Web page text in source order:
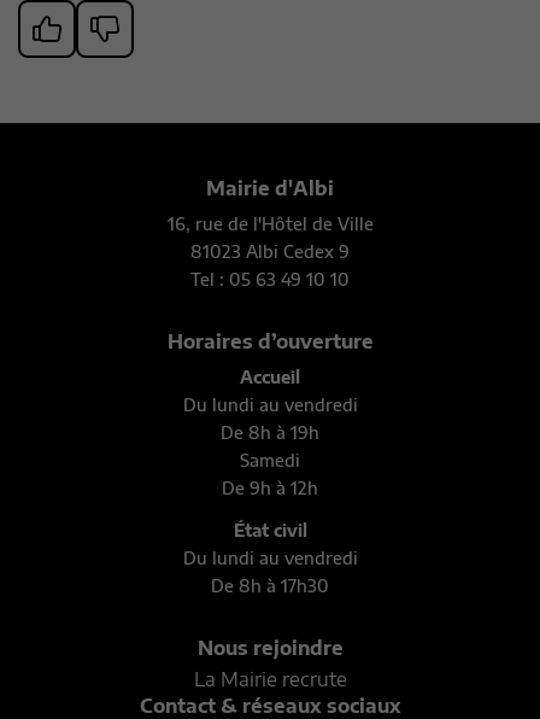
Mairie d'Albi
16, rue de l'Hôtel de Ville
81023 Albi Cedex 9
Tel : 05 63 49 10 10
Horaires d’ouverture
Accueil
Du lundi au vendredi
De 8h à 19h
Samedi
De 9h à 12h
État civil
Du lundi au vendredi
De 8h à 17h30
Nous rejoindre
La Mairie recrute
Contact & réseaux sociaux